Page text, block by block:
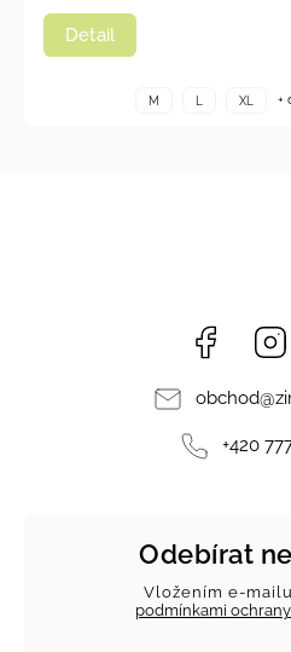
Detail
M XL +
Facebook
obchod@
+420
Odebírat
Vložením e-
podmínkami